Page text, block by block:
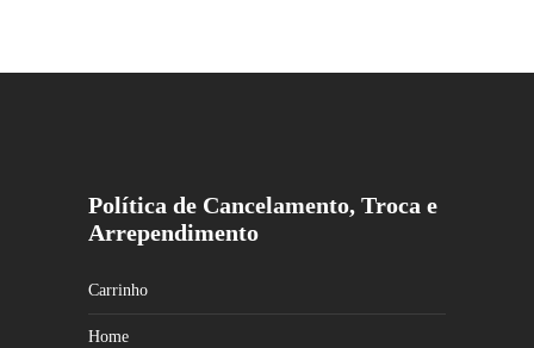
Política de Cancelamento, Troca e
Arrependimento
Carrinho
Home